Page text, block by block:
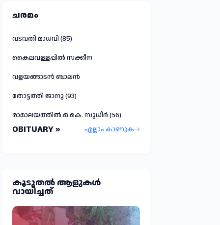
ചരമം
വടവതി മാധവി (85)
കൈലവള്ളപ്പിൽ സക്കീന
വളയങ്ങാടൻ ബാലൻ
തോട്ടത്തി ജാനു (93)
രാമാലയത്തിൽ ഒ.കെ. സുധീർ (56)
OBITUARY » എല്ലാം കാണുക
കൂടുതല്‍ ആളുകള്‍
വായിച്ചത്